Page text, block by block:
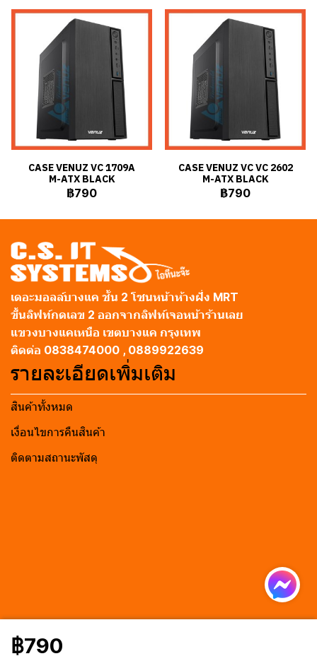
CASE VENUZ VC 1709A
M-ATX BLACK
฿790
CASE VENUZ VC VC 2602
M-ATX BLACK
฿790
฿790
เดอะมอลล์บางแค ชั้น 2 โซนหน้าห้างฝั่ง MRT
ขึ้นลิฟท์กดเลข 2 ออกจากลิฟท์เจอหน้าร้านเลย
แขวงบางแคเหนือ เขตบางแค กรุงเทพ
ติดต่อ 0838474000 , 0889922639
รายละเอียดเพิ่มเติม
สินค้าทั้งหมด
เงื่อนไขการคืนสินค้า
ติดตามสถานะพัสดุ